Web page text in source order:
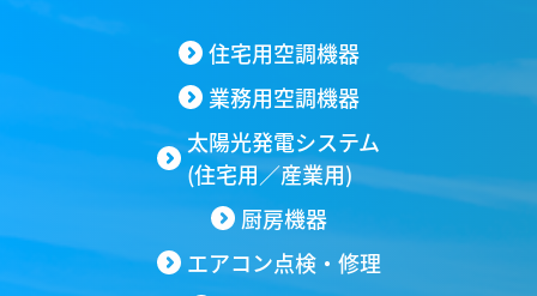
会社概要
事業内容
住宅用空調機器
業務用空調機器